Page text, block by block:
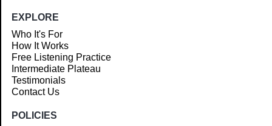
EXPLORE
Who It's For
How It Works
Free Listening Practice
Intermediate Plateau
Testimonials
Contact Us
POLICIES